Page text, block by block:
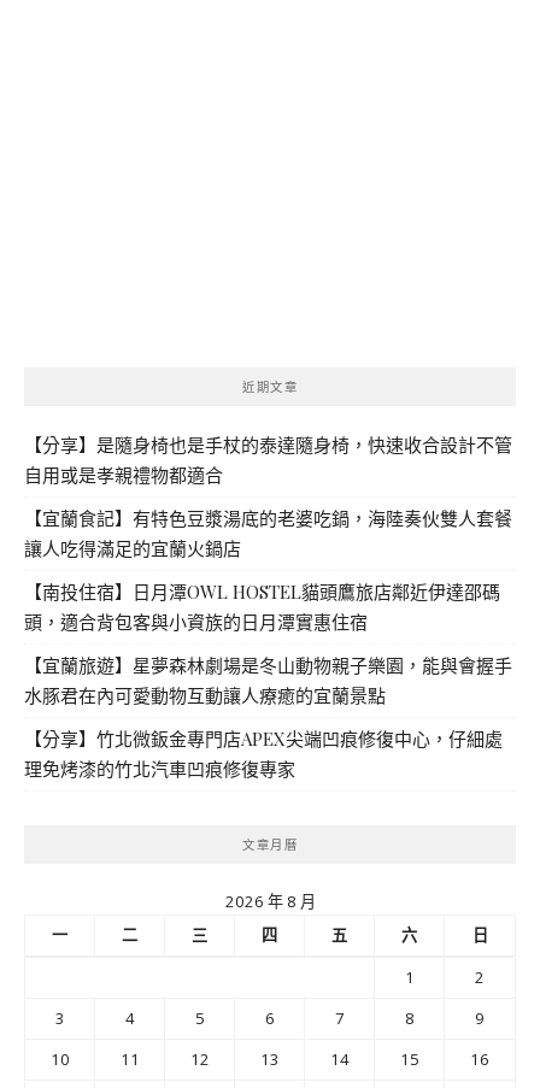
近期文章
【分享】是隨身椅也是手杖的泰達隨身椅，快速收合設計不管
自用或是孝親禮物都適合
【宜蘭食記】有特色豆漿湯底的老婆吃鍋，海陸奏伙雙人套餐
讓人吃得滿足的宜蘭火鍋店
【南投住宿】日月潭OWL HOSTEL貓頭鷹旅店鄰近伊達邵碼
頭，適合背包客與小資族的日月潭實惠住宿
【宜蘭旅遊】星夢森林劇場是冬山動物親子樂園，能與會握手
水豚君在內可愛動物互動讓人療癒的宜蘭景點
【分享】竹北微鈑金專門店APEX尖端凹痕修復中心，仔細處
理免烤漆的竹北汽車凹痕修復專家
文章月曆
2026 年 8 月
一
二 三 四 五 六
日
1
2
3
4 5 6 7 8
9
10
11 12 13 14 15
16